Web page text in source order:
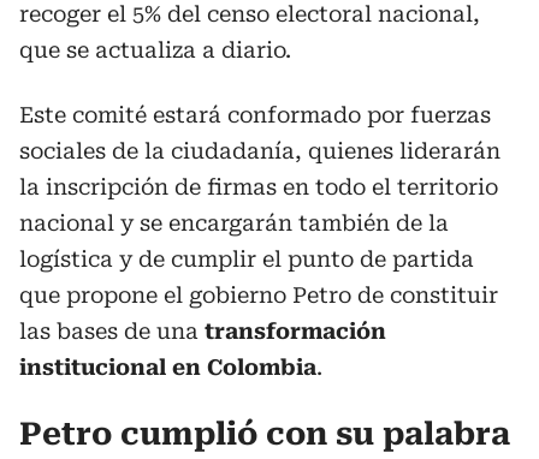
recoger el 5% del censo electoral nacional,
que se actualiza a diario.
Este comité estará conformado por fuerzas
sociales de la ciudadanía, quienes liderarán
la inscripción de firmas en todo el territorio
nacional y se encargarán también de la
logística y de cumplir el punto de partida
que propone el gobierno Petro de constituir
las bases de una transformación
institucional en Colombia.
Petro cumplió con su palabra